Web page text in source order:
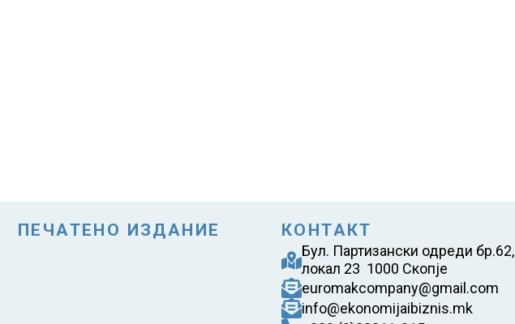
ПЕЧАТЕНО ИЗДАНИЕ КОНТАКТ
Бул. Партизански одреди бр.62,
локал 23 1000 Скопје
euromakcompany@gmail.com
info@ekonomijaibiznis.mk